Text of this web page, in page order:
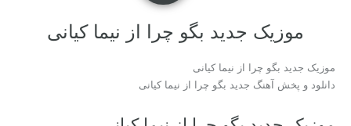
موزیک جدید بگو چرا از نیما کیانی
موزیک جدید بگو چرا از نیما کیانی
دانلود و پخش آهنگ جدید بگو چرا از نیما کیانی